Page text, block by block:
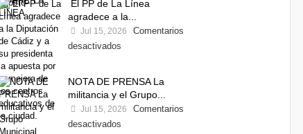
El PP de La Línea
agradece a la...
Jul 15, 2026
Comentarios
desactivados
NOTA DE PRENSA La
militancia y el Grupo...
Jul 15, 2026
Comentarios
desactivados